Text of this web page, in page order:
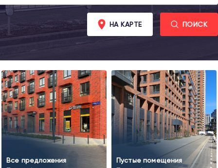
НА КАРТЕ ПОИСК
Все предложения
Пустые помещения